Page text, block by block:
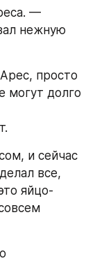
—
нежную
просто
могут долго
и сейчас
все,
яйцо-